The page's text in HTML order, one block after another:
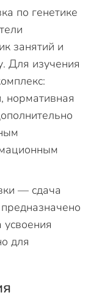
по генетике
занятий и
Для изучения
нормативная
— сдача
для